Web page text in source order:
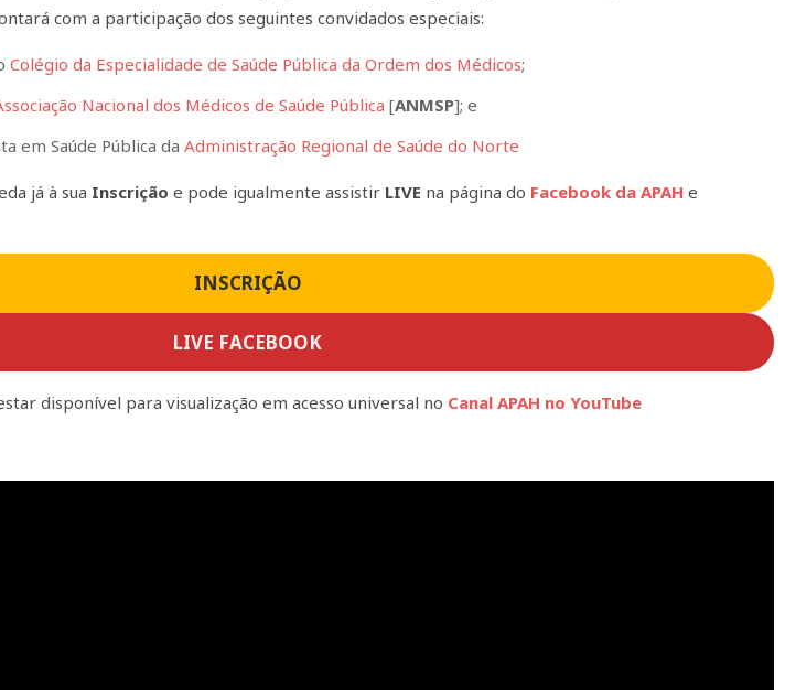
com a participação dos seguintes convidados especiais:
Colégio da Especialidade de Saúde Pública da Ordem dos Médicos;
Nacional dos Médicos de Saúde Pública [ANMSP]; e
em Saúde Pública daAdministração Regional de Saúde do Norte
já à sua Inscrição e pode igualmente assistir LIVE na página do Facebook da APAH e
INSCRIÇÃO
LIVE FACEBOOK
disponível para visualização em acesso universal no Canal APAH no YouTube